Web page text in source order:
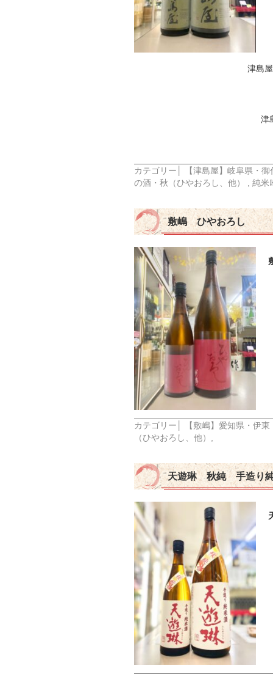
津島
津
カテゴリー│
【津島屋】岐阜県・
の酒・秋（ひやおろし、他）
, 純米
敷嶋 ひやおろし
カテゴリー│ 【敷嶋】愛知県・伊東
（ひやおろし、他）
天遊琳 秋純 手造り